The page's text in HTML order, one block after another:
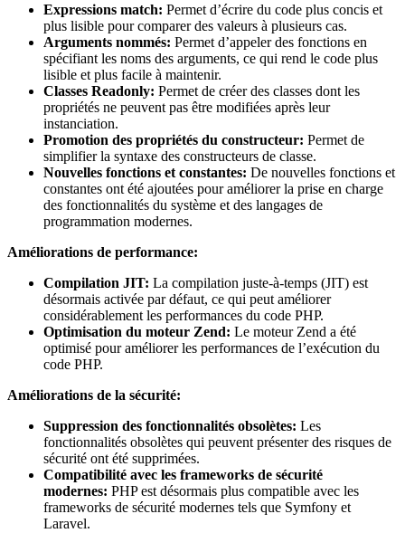
Expressions match: Permet d’écrire du code plus concis et
plus lisible pour comparer des valeurs à plusieurs cas.
Arguments nommés: Permet d’appeler des fonctions en
spécifiant les noms des arguments, ce qui rend le code plus
lisible et plus facile à maintenir.
Classes Readonly: Permet de créer des classes dont les
propriétés ne peuvent pas être modifiées après leur
instanciation.
Promotion des propriétés du constructeur: Permet de
simplifier la syntaxe des constructeurs de classe.
Nouvelles fonctions et constantes: De nouvelles fonctions et
constantes ont été ajoutées pour améliorer la prise en charge
des fonctionnalités du système et des langages de
programmation modernes.
Améliorations de performance:
Compilation JIT: La compilation juste-à-temps (JIT) est
désormais activée par défaut, ce qui peut améliorer
considérablement les performances du code PHP.
Optimisation du moteur Zend: Le moteur Zend a été
optimisé pour améliorer les performances de l’exécution du
code PHP.
Améliorations de la sécurité:
Suppression des fonctionnalités obsolètes: Les
fonctionnalités obsolètes qui peuvent présenter des risques de
sécurité ont été supprimées.
Compatibilité avec les frameworks de sécurité
modernes: PHP est désormais plus compatible avec les
frameworks de sécurité modernes tels que Symfony et
Laravel.